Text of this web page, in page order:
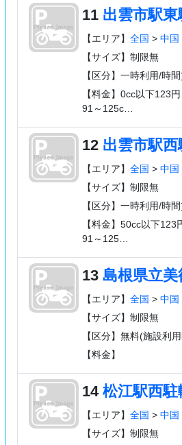
11 出雲市駅東
【エリア】 全国 > 中国
【サイズ】制限無
【区分】一時利用/時
【料金】0cc以下123
91～125c…
12 出雲市駅西
【エリア】 全国 > 中国
【サイズ】制限無
【区分】一時利用/時
【料金】50cc以下123
91～125…
13 島根県立美
【エリア】 全国 > 中国
【サイズ】制限無
【区分】無料(施設利
【料金】
14 松江駅西駐
【エリア】 全国 > 中国
【サイズ】制限無